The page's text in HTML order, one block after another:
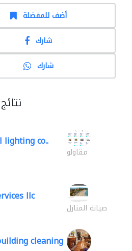
أضف للمفضلة
شارك
شارك
lighting co..
مقاولو
llc
صيانة المنازل
cleaning